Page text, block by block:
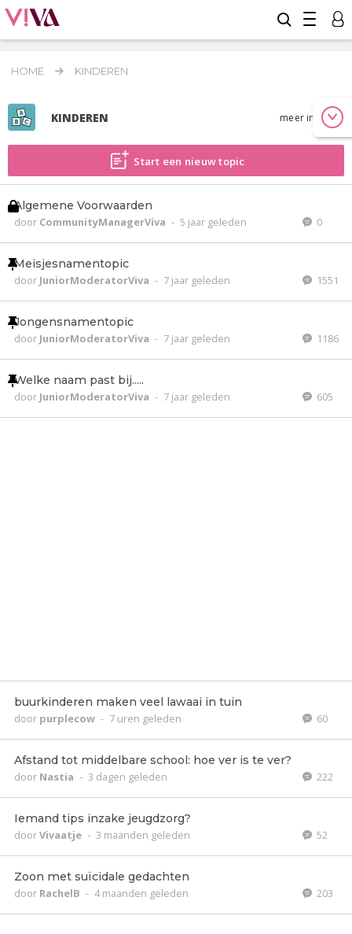
HOME KINDEREN
KINDEREN meer info
Start een nieuw topic
Algemene Voorwaarden
door CommunityManagerViva - 5 jaar geleden 0
Meisjesnamentopic
door JuniorModeratorViva - 7 jaar geleden 1551
Jongensnamentopic
door JuniorModeratorViva - 7 jaar geleden 1186
Welke naam past bij.....
door JuniorModeratorViva - 7 jaar geleden 605
buurkinderen maken veel lawaai in tuin
door purplecow - 7 uren geleden 60
Afstand tot middelbare school: hoe ver is te ver?
door Nastia - 3 dagen geleden 222
Iemand tips inzake jeugdzorg?
doorVivaatje - 3 maanden geleden 52
Zoon met suïcidale gedachten
door RachelB - 4 maanden geleden 203